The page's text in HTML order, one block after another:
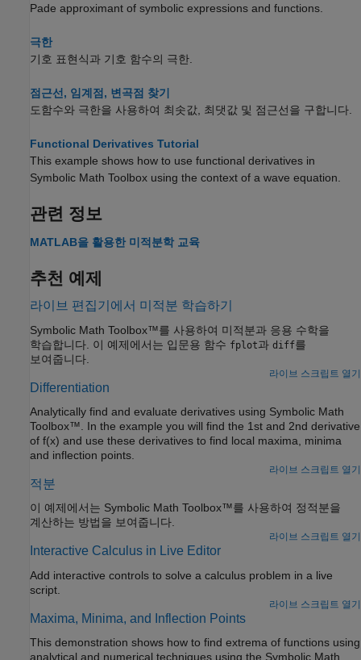
Pade approximant of symbolic expressions and functions.
극한
기호 표현식과 기호 함수의 극한.
점근선, 임계점, 변곡점 찾기
도함수와 극한을 사용하여 최솟값, 최댓값 및 점근선을 구합니다.
Functional Derivatives Tutorial
This example shows how to use functional derivatives in
Symbolic Math Toolbox using the context of a wave equation.
관련 정보
MATLAB을 활용한 미적분학 교육
추천 예제
라이브 편집기에서 미적분 학습하기
Symbolic Math Toolbox™를 사용하여 미적분과 응용 수학을
학습합니다. 이 예제에서는 입문용 함수 fplot과 diff를
보여줍니다.
라이브 스크립트 열기
Differentiation
Analytically find and evaluate derivatives using Symbolic Math
Toolbox™. In the example you will find the 1st and 2nd derivative
of f(x) and use these derivatives to find local maxima, minima
and inflection points.
라이브 스크립트 열기
적분
이 예제에서는 Symbolic Math Toolbox™를 사용하여 정적분을
계산하는 방법을 보여줍니다.
라이브 스크립트 열기
Interactive Calculus in Live Editor
Add interactive controls to solve a calculus problem in a live
script.
라이브 스크립트 열기
Maxima, Minima, and Inflection Points
This demonstration shows how to find extrema of functions using
analytical and numerical techniques using the Symbolic Math